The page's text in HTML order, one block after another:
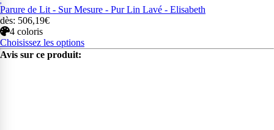
Parure de Lit - Sur Mesure - Pur Lin Lavé - Elisabeth
dès: 506,19€
4 coloris
Choisissez les options
Avis sur ce produit: